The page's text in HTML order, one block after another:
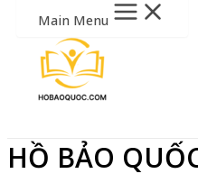
Main Menu
HỒ BẢO